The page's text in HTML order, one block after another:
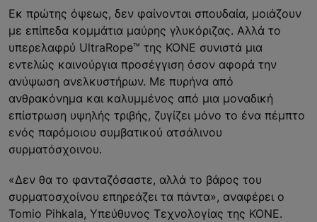
Εκ πρώτης όψεως, δεν φαίνονται σπουδαία, μοιάζουν
με επίπεδα κομμάτια μαύρης γλυκόριζας. Αλλά το
υπερελαφρύ UltraRope™ της ΚΟΝΕ συνιστά μια
εντελώς καινούργια προσέγγιση όσον αφορά την
ανύψωση ανελκυστήρων. Με πυρήνα από
ανθρακόνημα και καλυμμένος από μια μοναδική
επίστρωση υψηλής τριβής, ζυγίζει μόνο το ένα πέμπτο
ενός παρόμοιου συμβατικού ατσάλινου
συρματόσχοινου.
«Δεν θα το φανταζόσαστε, αλλά το βάρος του
συρματοσχοίνου επηρεάζει τα πάντα», αναφέρει ο
Tomio Pihkala, Υπεύθυνος Τεχνολογίας της KONE.